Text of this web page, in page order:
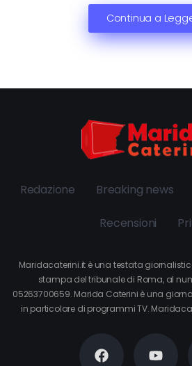
Continua a
Redazione Breaking news
Recensioni
Maridacaterini.it è una testata
stampa del tribunale di Roma, al
05263700659. Marida Caterini è una
in particolare di programmi TV.